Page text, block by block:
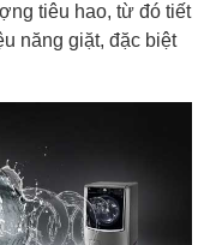
tiêu hao, từ đó tiết
năng giặt, đặc biệt